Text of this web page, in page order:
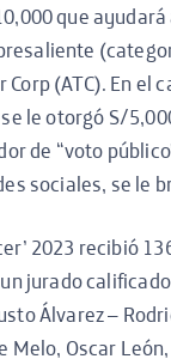
que
(ATC). En
le otorgó S/
de “voto
sociales, se le
2023 recibió
jurado
Álvarez –
Melo, Oscar